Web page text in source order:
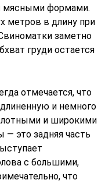
мясными формами.
метров в длину при
заметно
груди остается
отмечается, что
и немного
и широкими
— это задняя часть
с большими,
что